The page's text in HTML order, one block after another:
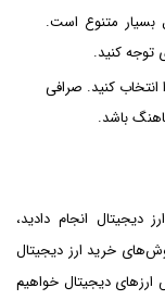
بسیار متنوع است.
کنید.
انتخاب کنید. صرافی
باشد.
انجام دادید،
خرید ارز دیجیتال
دیجیتال خواهیم